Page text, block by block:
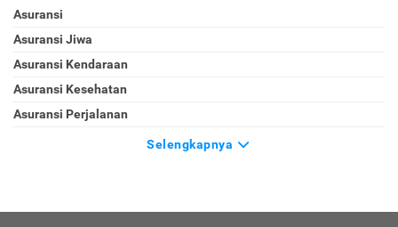
Asuransi
Asuransi Jiwa
Asuransi Kendaraan
Asuransi Kesehatan
Asuransi Perjalanan
Selengkapnya